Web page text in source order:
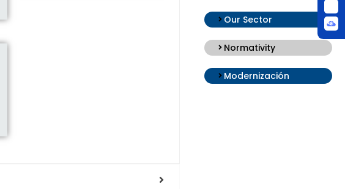
Our Sector
Normativity
Modernización